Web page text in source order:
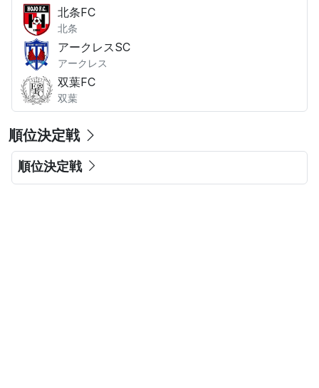
北条FC
北条
アークレスSC
アークレス
双葉FC
双葉
順位決定戦
順位決定戦